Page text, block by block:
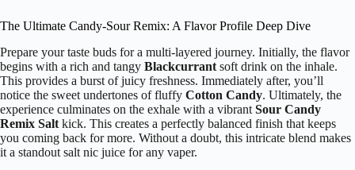
The Ultimate Candy-Sour Remix: A Flavor Profile Deep Dive
Prepare your taste buds for a multi-layered journey. Initially, the flavor
begins with a rich and tangy Blackcurrant soft drink on the inhale.
This provides a burst of juicy freshness. Immediately after, you’ll
notice the sweet undertones of fluffy Cotton Candy. Ultimately, the
experience culminates on the exhale with a vibrant Sour Candy
Remix Salt kick. This creates a perfectly balanced finish that keeps
you coming back for more. Without a doubt, this intricate blend makes
it a standout salt nic juice for any vaper.